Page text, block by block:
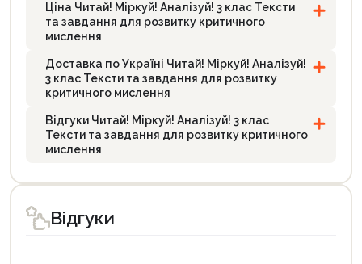
Ціна Читай! Міркуй! Аналізуй! 3 клас Тексти
та завдання для розвитку критичного
мислення
Доставка по Україні Читай! Міркуй! Аналізуй!
3 клас Тексти та завдання для розвитку
критичного мислення
Відгуки Читай! Міркуй! Аналізуй! 3 клас
Тексти та завдання для розвитку критичного
мислення
Відгуки